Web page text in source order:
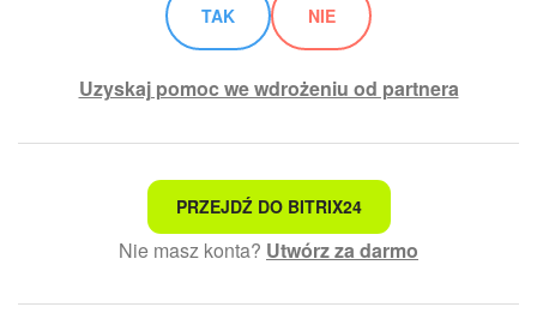
Widżet pracownika
Baza Wiedzy
CRM + Sklep internetowy
Wsparcie Bitrix24
TAK NIE
Uzyskaj pomoc we wdrożeniu od partnera
To nie jest to, czego szukam
Skomplikowany i niezrozumiały tekst
Informacje są nieaktualne
PRZEJDŹ DO BITRIX24
Nie masz konta? Utwórz za darmo